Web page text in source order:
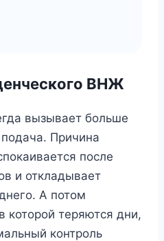
ВНЖ
вызывает больше
Причина
после
и откладывает
А потом
которой теряются дни,
контроль